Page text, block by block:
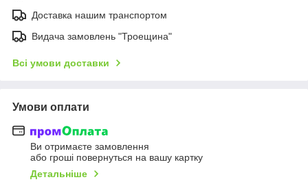
Доставка нашим транспортом
Видача замовлень "Троещина"
Всі умови доставки
Умови оплати
Ви отримаєте замовлення
або гроші повернуться на вашу картку
Детальніше